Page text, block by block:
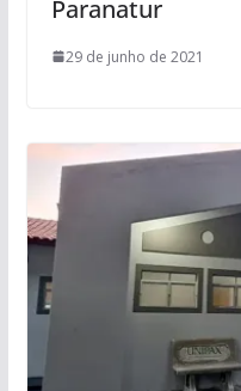
Paranatur
29 de junho de 2021